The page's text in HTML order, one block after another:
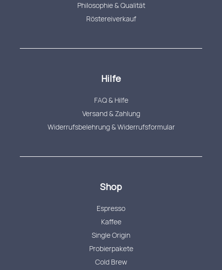
Philosophie & Qualität
Röstereiverkauf
Hilfe
FAQ & Hilfe
Versand & Zahlung
Widerrufsbelehrung & Widerrufsformular
Shop
Espresso
Kaffee
Single Origin
Probierpakete
Cold Brew